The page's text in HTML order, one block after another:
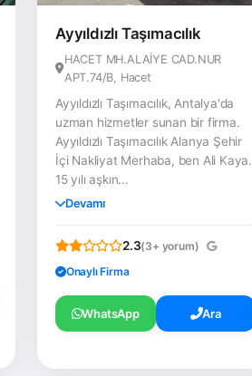
Ayyıldızlı Taşımacılık
HACET MH.ALAİYE CAD.NUR
APT.74/B, Hacet
Ayyıldızlı Taşımacılık, Antalya'da
uzman hizmetler sunan bir firma.
Ayyıldızlı Taşımacılık Alanya Şehir
İçi Nakliyat Merhaba, ben Ali Kaya.
15 yılı aşkın...
Devamı
2.3(3+ yorum)
Onaylı Firma
WhatsApp Ara